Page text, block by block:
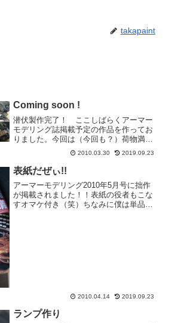
takapaint
Coming soon !
潜伏製作完了！ ここしばらくアーマー
モデリング誌掲載予定の作品を作ってお
りました。今回は（今回も？）荷物満載
が制作テーマ。特集テーマが「荷物満
載」ってことじゃなくて「単品至上主
義」と題して車輛単体でも魅力的に見せ
られるのだっていう内容。で、...
2010.03.30 2019.09.23
表紙だぜぃ!!
アーマーモデリング2010年5月号に拙作
が掲載されました！！表紙の役者もこな
すオマケ付き（笑）ちなみに僕は単品至
2010.04.14 2019.09.23
ランプ作り